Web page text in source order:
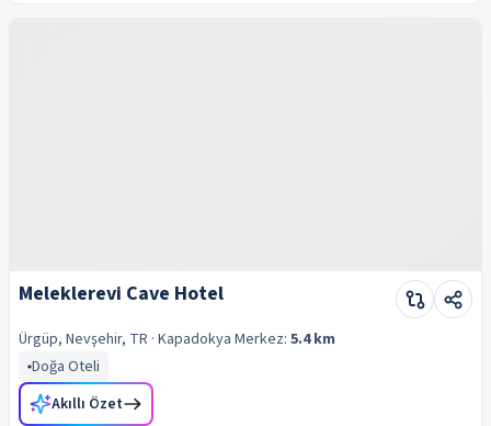
Meleklerevi Cave Hotel
Ürgüp, Nevşehir, TR · Kapadokya Merkez: 5.4 km
Doğa Oteli
Akıllı Özet